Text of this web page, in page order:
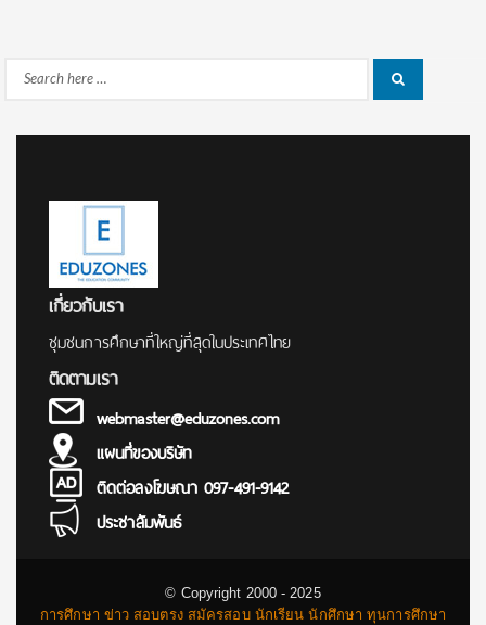
Search
เกี่ยวกับเรา
ชุมชนการศึกษาที่ใหญ่ที่สุดในประเทศไทย
ติดตามเรา
webmaster@eduzones.com
แผนที่ของบริษัท
ติดต่อลงโฆษณา 097-491-9142
ประชาสัมพันธ์
© Copyright 2000 - 2025
การศึกษา ข่าว สอบตรง สมัครสอบ นักเรียน นักศึกษา ทุนการศึกษา